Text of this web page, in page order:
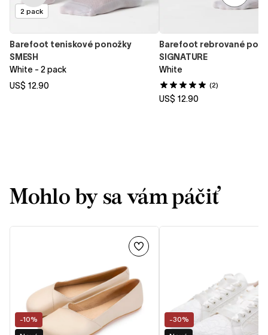
2 pack
Barefoot teniskové ponožky
SMESH
White - 2 pack
US$ 12.90
Barefoot rebrované
SIGNATURE
White
(2)
US$ 12.90
Mohlo by sa vám páčiť
-10% -30%